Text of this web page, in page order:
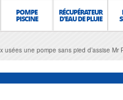
POMPE
PISCINE
RÉCUPÉRATEUR
D'EAU DE PLUIE
usées une pompe sans pied d’assise Mr